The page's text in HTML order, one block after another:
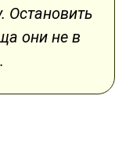
Остановить
они не в